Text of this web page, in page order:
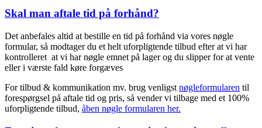
Skal man aftale tid på forhånd?
Det anbefales altid at bestille en tid på forhånd via vores nøgle
formular, så modtager du et helt uforpligtende tilbud efter at vi har
kontrolleret at vi har nøgle emnet på lager og du slipper for at vente
eller i værste fald køre forgæves
For tilbud & kommunikation mv. brug venligst nøgleformularen til
forespørgsel på aftale tid og pris, så vender vi tilbage med et 100%
uforpligtende tilbud, åben nøgle formularen her.